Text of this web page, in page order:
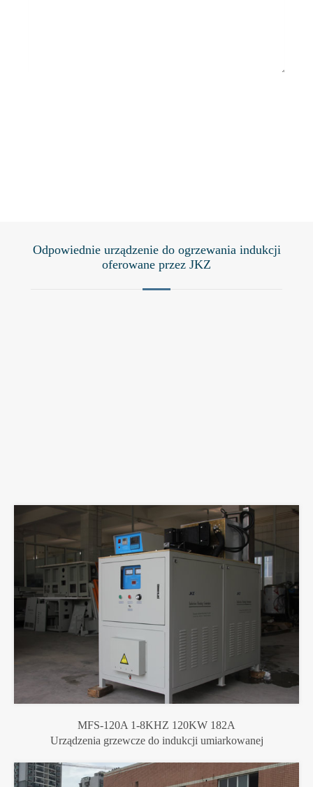
Odpowiednie urządzenie do ogrzewania indukcji
oferowane przez JKZ
MFS-120A 1-8KHZ 120KW 182A
Urządzenia grzewcze do indukcji umiarkowanej